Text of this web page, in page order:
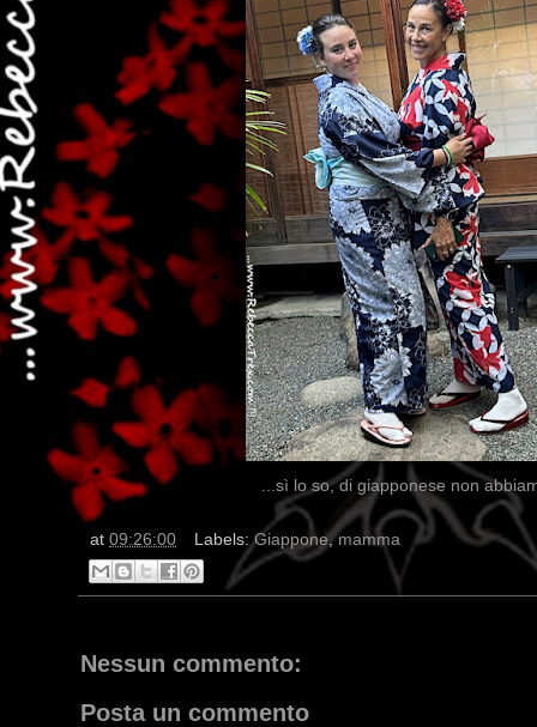
...sì lo so, di giapponese non
at 09:26:00 Labels:Giappone,mamma
Nessun commento:
Posta un commento